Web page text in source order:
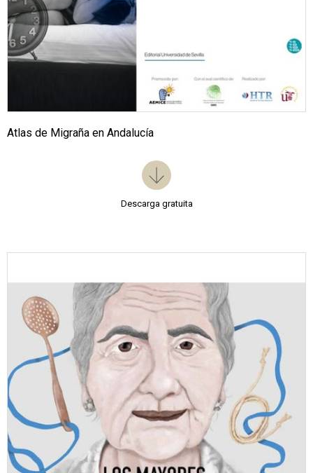
Atlas de Migraña en Andalucía
Descarga gratuita